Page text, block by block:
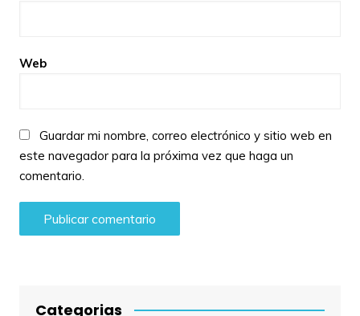
Web
Guardar mi nombre, correo electrónico y sitio web en
este navegador para la próxima vez que haga un
comentario.
Categorias